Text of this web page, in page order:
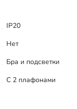
IP20
Нет
Бра и подсветки
С 2 плафонами